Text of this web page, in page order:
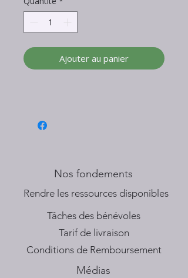
Ajouter au panier
Nos fondements
​Rendre les ressources disponibles
Tâches des bénévoles
Tarif de livraison
Conditions de Remboursement
Médias